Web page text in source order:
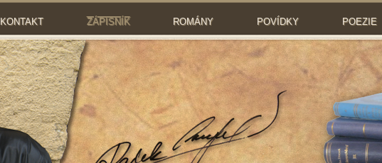
KONTAKT ZÁPISNÍK ROMÁNY POVÍDKY POEZIE